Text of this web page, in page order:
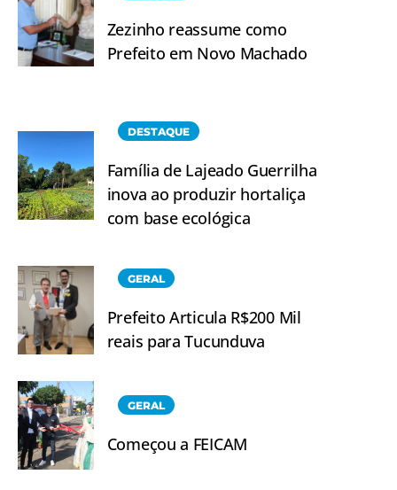
Zezinho reassume como
Prefeito em Novo Machado
DESTAQUE
Família de Lajeado Guerrilha
inova ao produzir hortaliça
com base ecológica
GERAL
Prefeito Articula R$200 Mil
reais para Tucunduva
GERAL
Começou a FEICAM